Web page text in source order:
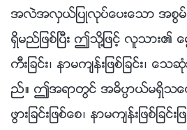
အလဲအလွယ္ျပဳလုပ္ေပးေသာ အစ
ရွိမည္ျဖစ္ၿပီး ဤသို႔ျဖင့္ လူသား၏ ေမြ
ကီးျခင္း၊ နာမက်န္းျဖစ္ျခင္း၊ ေ
ည္။ ဤအရာတြင္ အဓိပၸာယ္မရွိသေလ
ဖြားျခင္းျဖစ္ေစ၊ နာမက်န္းျဖစ္ျခင္